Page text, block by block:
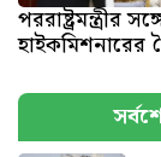
পররাষ্ট্রমন্ত্রীর
হাইকমিশনারের